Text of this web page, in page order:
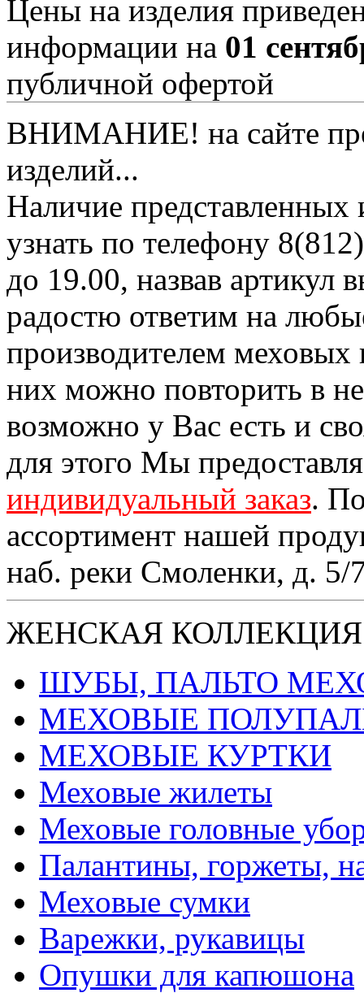
Цены на изделия
информации на 01
публичной офертой
ВНИМАНИЕ! на сайте
изделий...
Наличие
узнать по телефону
до 19.00, назвав
радостю ответим на
производителем
них можно повторить в
возможно у Вас есть и
для этого Мы
индивидуальный заказ.
ассортимент нашей
наб. реки Смоленки, д. 5/
ЖЕНСКАЯ КОЛЛЕКЦИЯ
ШУБЫ, ПАЛЬТО
МЕХОВЫЕ
МЕХОВЫЕ КУРТКИ
Меховые жилеты
Меховые головные
Палантины, горжеты,
Меховые сумки
Варежки, рукавицы
Опушки для капюшона